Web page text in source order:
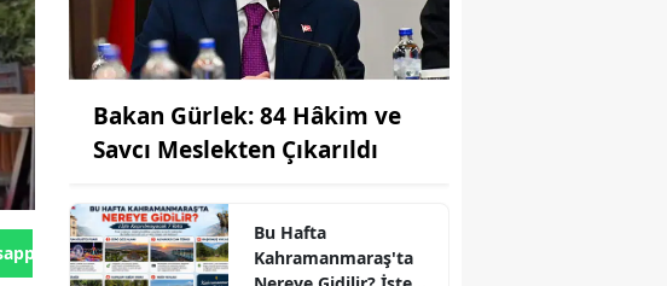
Gönder
Bakan Gürlek: 84 Hâkim ve
Savcı Meslekten Çıkarıldı
Bu Hafta
Kahramanmaraş'ta